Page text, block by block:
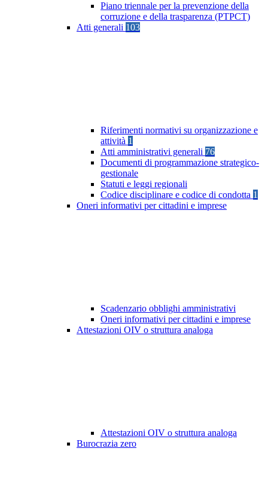
Piano triennale per la prevenzione della
corruzione e della trasparenza (PTPCT)
Atti generali 103
Riferimenti normativi su organizzazione e
attività 1
Atti amministrativi generali 76
Documenti di programmazione strategico-
gestionale
Statuti e leggi regionali
Codice disciplinare e codice di condotta 1
Oneri informativi per cittadini e imprese
Scadenzario obblighi amministrativi
Oneri informativi per cittadini e imprese
Attestazioni OIV o struttura analoga
Attestazioni OIV o struttura analoga
Burocrazia zero